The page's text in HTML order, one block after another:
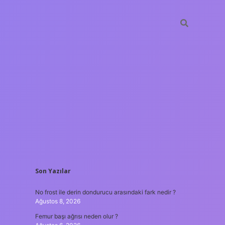
SIDEBAR
Son Yazılar
No frost ile derin dondurucu arasındaki fark nedir ?
Ağustos 8, 2026
Femur başı ağrısı neden olur ?